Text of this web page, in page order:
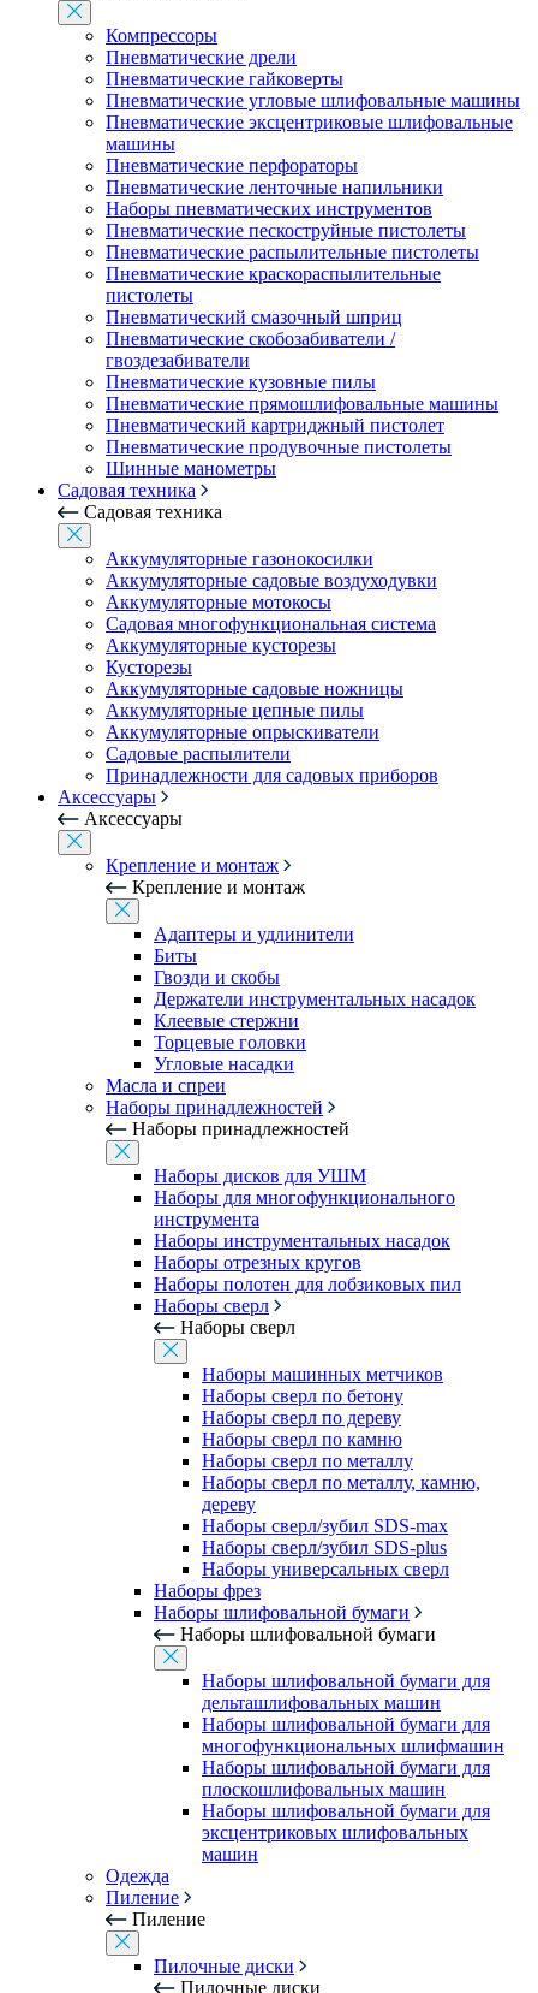
Компрессоры
Пневматические дрели
Пневматические гайковерты
Пневматические угловые шлифовальные машины
Пневматические эксцентриковые шлифовальные
машины
Пневматические перфораторы
Пневматические ленточные напильники
Наборы пневматических инструментов
Пневматические пескоструйные пистолеты
Пневматические распылительные пистолеты
Пневматические краскораспылительные
пистолеты
Пневматический смазочный шприц
Пневматические скобозабиватели /
гвоздезабиватели
Пневматические кузовные пилы
Пневматические прямошлифовальные машины
Пневматический картриджный пистолет
Пневматические продувочные пистолеты
Шинные манометры
Садовая техника
Садовая техника
Аккумуляторные газонокосилки
Аккумуляторные садовые воздуходувки
Аккумуляторные мотокосы
Садовая многофункциональная система
Аккумуляторные кусторезы
Кусторезы
Аккумуляторные садовые ножницы
Аккумуляторные цепные пилы
Аккумуляторные опрыскиватели
Садовые распылители
Принадлежности для садовых приборов
Аксессуары
Аксессуары
Крепление и монтаж
Крепление и монтаж
Адаптеры и удлинители
Биты
Гвозди и скобы
Держатели инструментальных насадок
Клеевые стержни
Торцевые головки
Угловые насадки
Масла и спреи
Наборы принадлежностей
Наборы принадлежностей
Наборы дисков для УШМ
Наборы для многофункционального
инструмента
Наборы инструментальных насадок
Наборы отрезных кругов
Наборы полотен для лобзиковых пил
Наборы сверл
Наборы сверл
Наборы машинных метчиков
Наборы сверл по бетону
Наборы сверл по дереву
Наборы сверл по камню
Наборы сверл по металлу
Наборы сверл по металлу, камню,
дереву
Наборы сверл/зубил SDS-max
Наборы сверл/зубил SDS-plus
Наборы универсальных сверл
Наборы фрез
Наборы шлифовальной бумаги
Наборы шлифовальной бумаги
Наборы шлифовальной бумаги для
дельташлифовальных машин
Наборы шлифовальной бумаги для
многофункциональных шлифмашин
Наборы шлифовальной бумаги для
плоскошлифовальных машин
Наборы шлифовальной бумаги для
эксцентриковых шлифовальных
машин
Одежда
Пиление
Пиление
Пилочные диски
Пилочные диски